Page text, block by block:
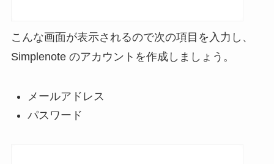
こんな画面が表示されるので次の項目を入力し、
Simplenote のアカウントを作成しましょう。
メールアドレス
パスワード